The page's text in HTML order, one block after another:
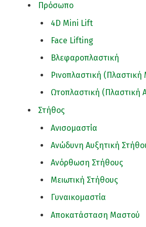
Πρόσωπο
4D Mini Lift
Face Lifting
Βλεφαροπλαστική
Ρινοπλαστική
Ωτοπλαστική (Πλαστική
Στήθος
Ανισομαστία
Ανώδυνη Αυξητική
Ανόρθωση Στήθους
Μειωτική Στήθους
Γυναικομαστία
Αποκατάσταση Μαστού